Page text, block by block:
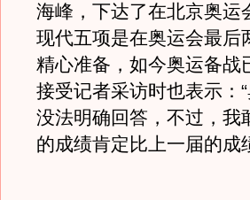
海峰，下达了在北京奥运
现代五项是在奥运会最后
精心准备，如今奥运备战
接受记者采访时也表示：
没法明确回答，不过，我
的成绩肯定比上一届的成